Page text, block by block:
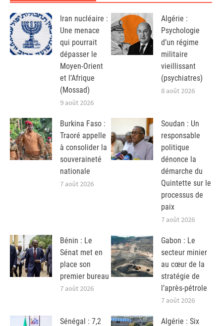
Iran nucléaire :
Une menace
qui pourrait
dépasser le
Moyen-Orient
et l’Afrique
(Mossad)
9 août 2026
Algérie :
Psychologie
d’un régime
militaire
vieillissant
(psychiatres)
8 août 2026
Burkina Faso :
Traoré appelle
à consolider la
souveraineté
nationale
7 août 2026
Soudan : Un
responsable
politique
dénonce la
démarche du
Quintette sur le
processus de
paix
7 août 2026
Bénin : Le
Sénat met en
place son
premier bureau
7 août 2026
Gabon : Le
secteur minier
au cœur de la
stratégie de
l’après-pétrole
7 août 2026
Sénégal : 7,2
Algérie : Six